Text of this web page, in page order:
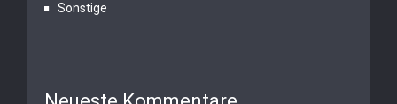
Sonstige